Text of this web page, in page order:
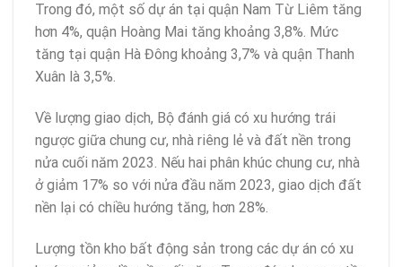
Trong đó, một số dự án tại quận Nam Từ Liêm tăng
hơn 4%, quận Hoàng Mai tăng khoảng 3,8%. Mức
tăng tại quận Hà Đông khoảng 3,7% và quận Thanh
Xuân là 3,5%.
Về lượng giao dịch, Bộ đánh giá có xu hướng trái
ngược giữa chung cư, nhà riêng lẻ và đất nền trong
nửa cuối năm 2023. Nếu hai phân khúc chung cư, nhà
ở giảm 17% so với nửa đầu năm 2023, giao dịch đất
nền lại có chiều hướng tăng, hơn 28%.
Lượng tồn kho bất động sản trong các dự án có xu